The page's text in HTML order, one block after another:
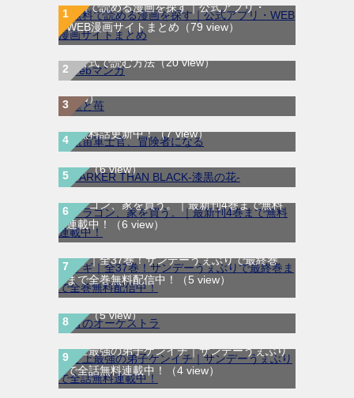
無料で読める漫画を探す｜公式アプリ・
WEB漫画サイトまとめ （79 view）
WEB漫画サイト一覧｜ブラウザで無料漫画
を公式で読む方法（20 view）
龍と苺｜最新刊第4巻！全巻無料で読める公
式マンガアプリ＿サンデーうぇぶり（10
view）
航宙軍士官、冒険者になる｜最新刊第6巻！
第5巻まで無料で読めるマンガアプリ！※順
次無料話更新中！（7 view）
DARKER THAN BLACK-漆黒の花-｜全4巻完
結！マンガUP!で最終巻まで全巻無料配信
中！（6 view）
ドラゴン、家を買う。｜最新刊4巻まで無料
連載中！
（6 view）
マギ｜全37巻！サンデーうぇぶりで最終巻
まで全巻無料配信中！
（5 view）
青のオーケストラ｜マンガワンで全話無料連
載中（5 view）
史上最強の弟子ケンイチ｜サンデーうぇぶり
で全話無料連載中！
（4 view）
通りがかりにワンポイントアドバイスしてい
くタイプのヤンキー｜全8巻完結！マンガ